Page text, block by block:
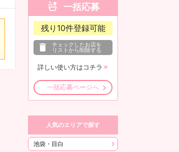
一括応募
残り 10件登録可能
チェックしたお店を
リストから削除する
詳しい使い方はコチラ
一括応募ページへ
人気のエリアで探す
池袋・目白